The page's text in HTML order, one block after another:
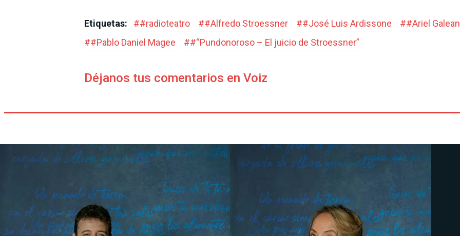
Etiquetas: ##radioteatro ##Alfredo Stroessner ##José Luis Ardissone ##Ariel
##Pablo Daniel Magee ##“Pundonoroso – El juicio de Stroessner”
Déjanos tus comentarios en Voiz